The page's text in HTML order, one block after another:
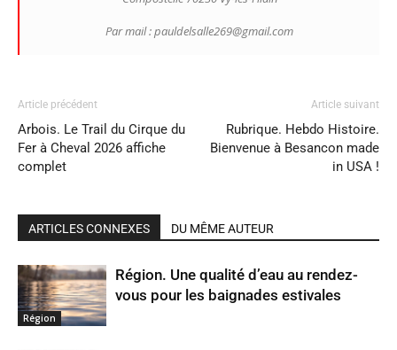
Par mail : pauldelsalle269@gmail.com
Article précédent
Arbois. Le Trail du Cirque du
Fer à Cheval 2026 affiche
complet
Article suivant
Rubrique. Hebdo Histoire.
Bienvenue à Besancon made
in USA !
ARTICLES CONNEXES DU MÊME AUTEUR
Région
Région. Une qualité d’eau au rendez-
vous pour les baignades estivales